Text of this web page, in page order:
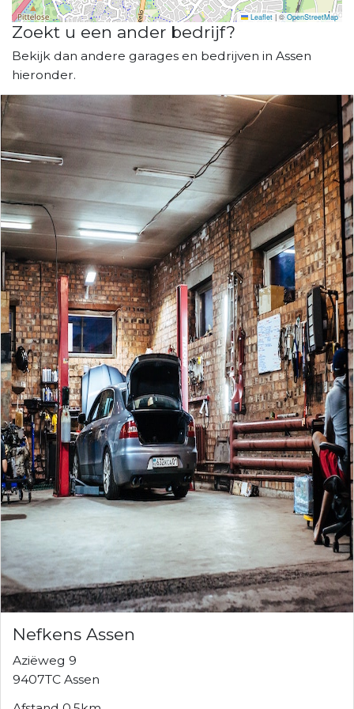
Leaflet | © OpenStreetMap
Zoekt u een ander bedrijf?
Bekijk dan andere garages en bedrijven in Assen
hieronder.
Nefkens Assen
Aziëweg 9
9407TC Assen